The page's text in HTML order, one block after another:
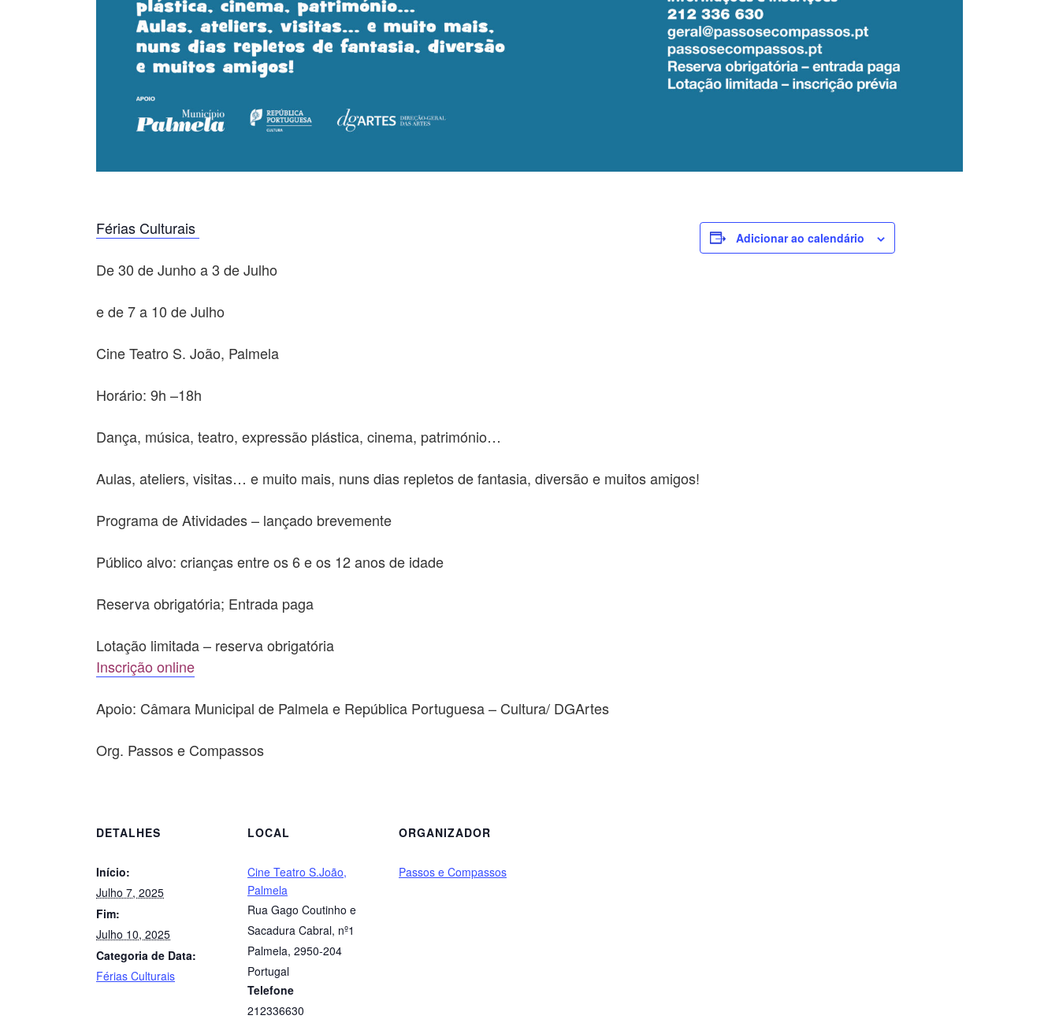
Férias Culturais
De 30 de Junho a 3 de Julho
e de 7 a 10 de Julho
Cine Teatro S. João, Palmela
Horário: 9h –18h
Dança, música, teatro, expressão plástica, cinema, património…
Aulas, ateliers, visitas… e muito mais, nuns dias repletos de fantasia, diversão e muitos amigos!
Programa de Atividades – lançado brevemente
Público alvo: crianças entre os 6 e os 12 anos de idade
Reserva obrigatória; Entrada paga
Lotação limitada – reserva obrigatória
Inscrição online
Apoio: Câmara Municipal de Palmela e República Portuguesa – Cultura/ DGArtes
Org. Passos e Compassos
Adicionar ao calendário
DETALHES
Início:
Julho 7, 2025
Fim:
Julho 10, 2025
Categoria de Data:
Férias Culturais
LOCAL
Cine Teatro S.João,
Palmela
Rua Gago Coutinho e
Sacadura Cabral, nº1
Palmela, 2950-204
Portugal
Telefone
212336630
ORGANIZADOR
Passos e Compassos